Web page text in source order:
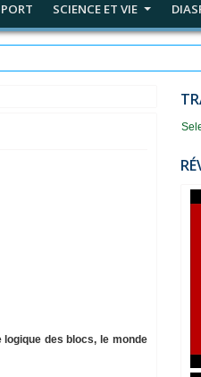
SCIENCE ET VIE
d’une grande partie de la
logique des blocs, le monde